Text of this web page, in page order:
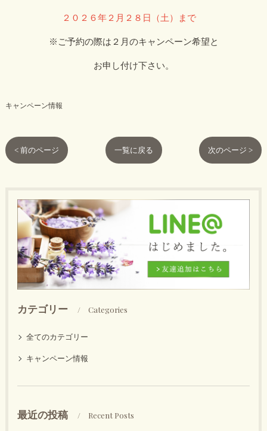
２０２６年２月２８日（土）まで
※ご予約の際は２月のキャンペーン希望と
お申し付け下さい。
キャンペーン情報
< 前のページ 一覧に戻る 次のページ >
カテゴリー Categories
全てのカテゴリー
キャンペーン情報
最近の投稿 Recent Posts